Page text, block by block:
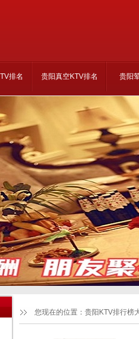
排名 贵阳真空KTV排名 贵阳
您现在的位置： 贵阳KTV排行榜